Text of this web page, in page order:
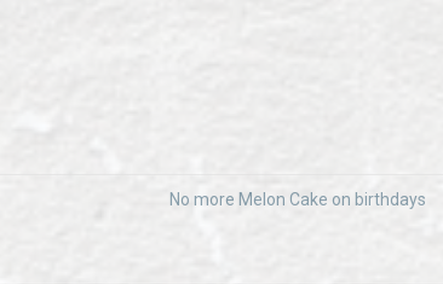
No more Melon Cake on birthdays